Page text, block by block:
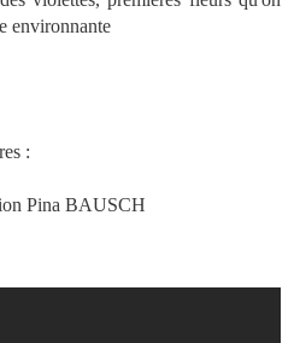
environnante
:
Pina BAUSCH